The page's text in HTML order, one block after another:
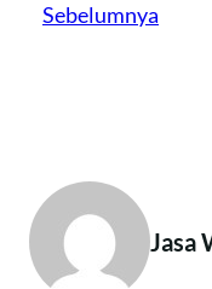
Sebelumnya
Jasa